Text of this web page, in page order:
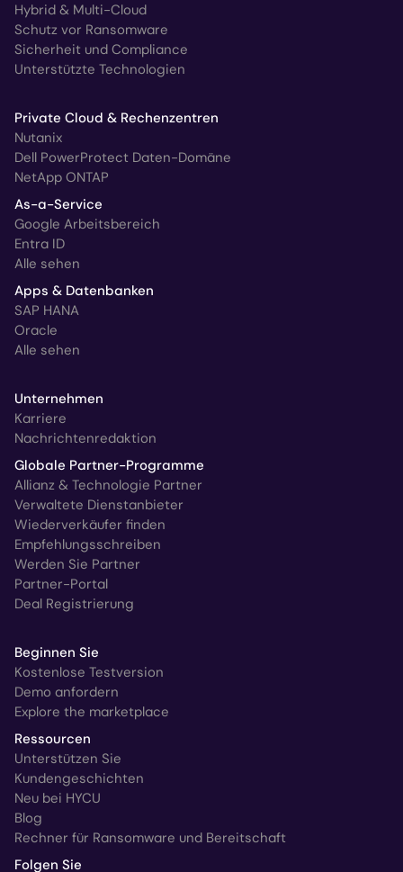
Hybrid & Multi-Cloud
Schutz vor Ransomware
Sicherheit und Compliance
Unterstützte Technologien
Private Cloud & Rechenzentren
Nutanix
Dell PowerProtect Daten-Domäne
NetApp ONTAP
As-a-Service
Google Arbeitsbereich
Entra ID
Alle sehen
Apps & Datenbanken
SAP HANA
Oracle
Alle sehen
Unternehmen
Karriere
Nachrichtenredaktion
Globale Partner-Programme
Allianz & Technologie Partner
Verwaltete Dienstanbieter
Wiederverkäufer finden
Empfehlungsschreiben
Werden Sie Partner
Partner-Portal
Deal Registrierung
Beginnen Sie
Kostenlose Testversion
Demo anfordern
Explore the marketplace
Ressourcen
Unterstützen Sie
Kundengeschichten
Neu bei HYCU
Blog
Rechner für Ransomware und Bereitschaft
Folgen Sie